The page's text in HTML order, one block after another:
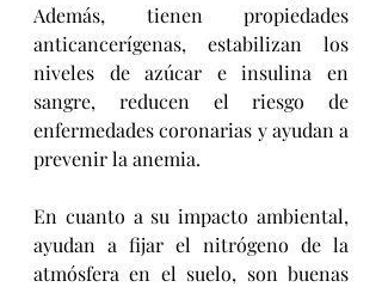
Además, tienen propiedades
anticancerígenas, estabilizan los
niveles de azúcar e insulina en
sangre, reducen el riesgo de
enfermedades coronarias y ayudan a
prevenir la anemia.
En cuanto a su impacto ambiental,
ayudan a fijar el nitrógeno de la
atmósfera en el suelo, son buenas